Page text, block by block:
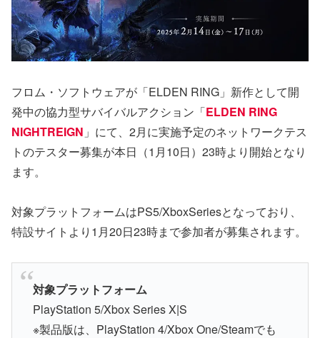
フロム・ソフトウェアが「ELDEN RING」新作として開
発中の協力型サバイバルアクション「ELDEN RING
NIGHTREIGN 」にて、2月に実施予定のネットワークテス
トのテスター募集が本日（1月10日）23時より開始となり
ます。
対象プラットフォームはPS5/XboxSeriesとなっており、
特設サイトより1月20日23時まで参加者が募集されます。
対象プラットフォーム
PlayStation 5/Xbox Series X|S
※製品版は、PlayStation 4/Xbox One/Steamでも